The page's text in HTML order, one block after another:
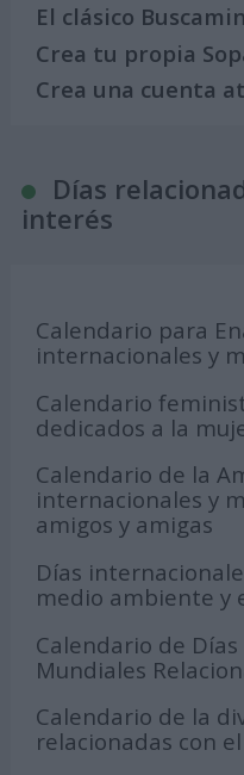
El clásico
Crea tu propia
Crea una cuenta
Días
interés
Calendario para
internacionales y
Calendario
dedicados a la
Calendario de la
internacionales y
amigos y amigas
Días
medio ambiente y
Calendario de
Mundiales
Calendario de la
relacionadas con